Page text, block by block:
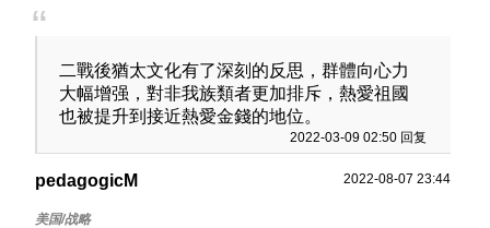
二戰後猶太文化有了深刻的反思，群體向心力
大幅增强，對非我族類者更加排斥，熱愛祖國
也被提升到接近熱愛金錢的地位。
2022-03-09 02:50 回复
pedagogicM 2022-08-07 23:44